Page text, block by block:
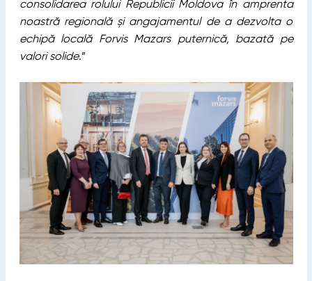
consolidarea rolului Republicii Moldova în amprenta
noastră regională și angajamentul de a dezvolta o
echipă locală Forvis Mazars puternică, bazată pe
valori solide.”